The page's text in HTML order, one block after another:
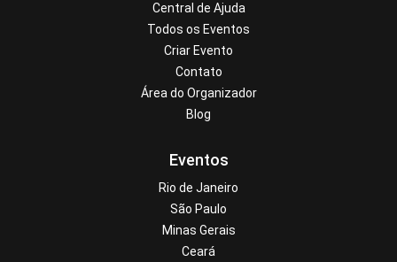
Central de Ajuda
Todos os Eventos
Criar Evento
Contato
Área do Organizador
Blog
Eventos
Rio de Janeiro
São Paulo
Minas Gerais
Ceará